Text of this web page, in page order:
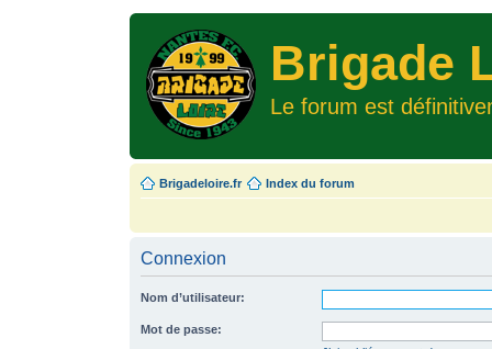
Brigade
Le forum est
Brigadeloire.fr Index du forum
Connexion
Nom d’utilisateur:
Mot de passe: